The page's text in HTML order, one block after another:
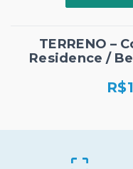
TERRENO –
Residence /